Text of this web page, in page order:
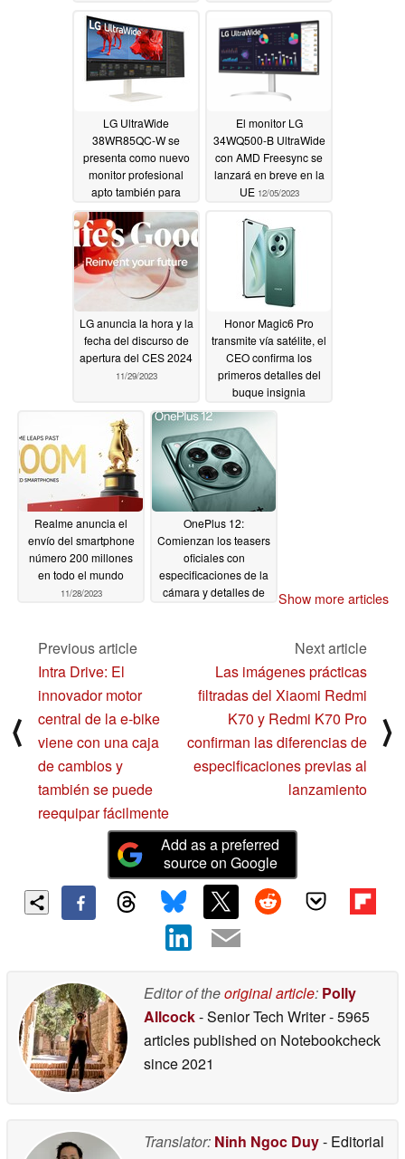
12/19/2023
Hz y 1.000 nits de brillo
máximo12/13/2023
LG UltraWide
38WR85QC-W se
presenta como nuevo
monitor profesional
apto también para
jugadores12/07/2023
El monitor LG
34WQ500-B UltraWide
con AMD Freesync se
lanzará en breve en la
UE 12/05/2023
LG anuncia la hora y la
fecha del discurso de
apertura del CES 2024
11/29/2023
Honor Magic6 Pro
transmite vía satélite, el
CEO confirma los
primeros detalles del
buque insignia
11/28/2023
Realme anuncia el
envío del smartphone
número 200 millones
en todo el mundo
11/28/2023
OnePlus 12:
Comienzan los teasers
oficiales con
especificaciones de la
cámara y detalles de
Show more articles
⟨
Previous article
Intra Drive: El
innovador motor
central de la e-bike
viene con una caja
de cambios y
también se puede
reequipar fácilmente
Next article
Las imágenes prácticas
filtradas del Xiaomi Redmi
K70 y Redmi K70 Pro
confirman las diferencias de
especificaciones previas al
lanzamiento
⟩
Add as a preferred
source on Google
Editor of theoriginal article: Polly
Allcock- Senior Tech Writer- 5965
articles published on Notebookcheck
since 2021
Translator: Ninh Ngoc Duy- Editorial